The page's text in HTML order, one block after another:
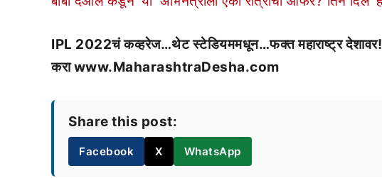
IPL 2022चं कव्हरेज…थेट स्टेडियममधून…फक्त महाराष्ट्र देशावर!
करा www.MaharashtraDesha.com
Share this post:
Facebook X WhatsApp